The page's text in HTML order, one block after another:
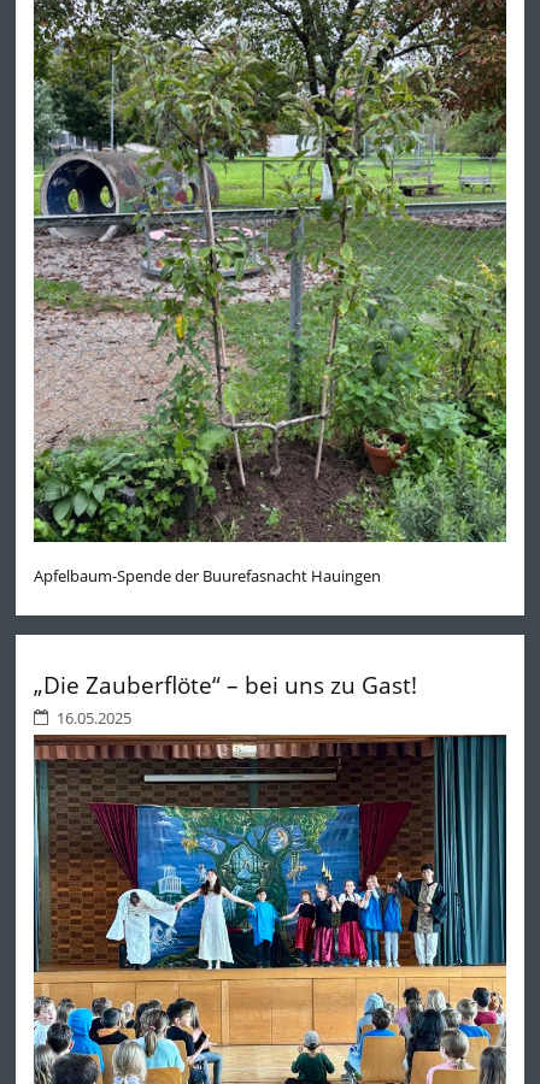
Apfelbaum-Spende der Buurefasnacht Hauingen
„Die Zauberflöte“ – bei uns zu Gast!
16.05.2025